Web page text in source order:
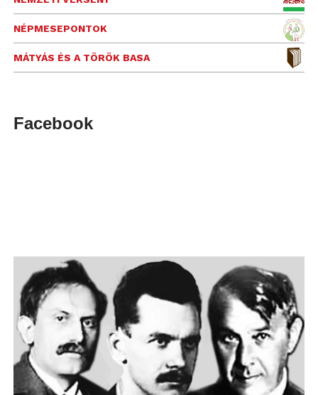
NÉPMESEPONTOK
MÁTYÁS ÉS A TÖRÖK BASA
Facebook